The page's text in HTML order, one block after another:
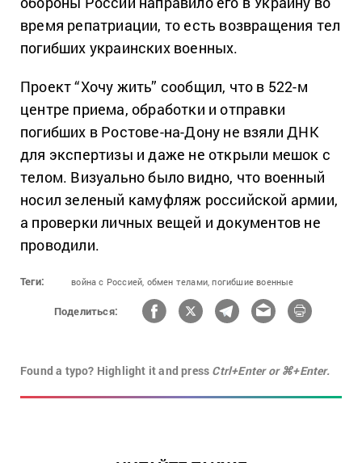
время репатриации, то есть возвращения тел
погибших украинских военных.
Проект “Хочу жить” сообщил, что в 522-м
центре приема, обработки и отправки
погибших в Ростове-на-Дону не взяли ДНК
для экспертизы и даже не открыли мешок с
телом. Визуально было видно, что военный
носил зеленый камуфляж российской армии,
а проверки личных вещей и документов не
проводили.
Теги: война с Россией, обмен телами, погибшие военные
Поделиться:
Found a typo? Highlight it and press Ctrl+Enter or ⌘+Enter.